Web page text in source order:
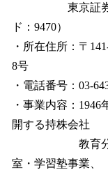
東京証券取引
ド：9470）
・所在住所：〒
8号
・電話番号：03-
・事業内容：
開する持株会社
教育分野：
室・学習塾事業、